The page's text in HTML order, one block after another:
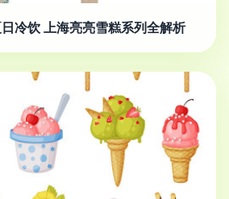
冷饮 上海亮亮雪糕系列全解析